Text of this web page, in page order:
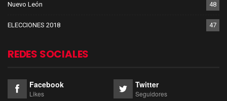
Nuevo León 48
ELECCIONES 2018 47
REDES SOCIALES
Facebook
Likes
Twitter
Seguidores